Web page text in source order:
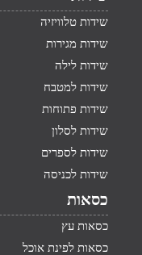
שידות טלוויזיה
שידות מגירות
שידות לילה
שידות למטבח
שידות פתוחות
שידות לסלון
שידות לספרים
שידות לכניסה
כסאות
כסאות עץ
כסאות לפינת אוכל